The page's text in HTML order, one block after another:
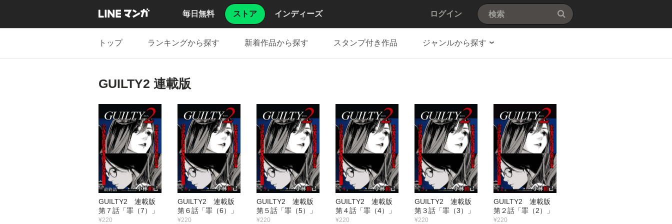
毎日無料 ストア インディーズ ログイン
トップ ランキングから探す 新着作品から探す スタンプ付き作品 ジャンルから探す
GUILTY2 連載版
GUILTY2 連載版
第７話「罪（7）」
¥220
GUILTY2 連載版
第６話「罪（6）」
¥220
GUILTY2 連載版
第５話「罪（5）」
¥220
GUILTY2 連載版
第４話「罪（4）」
¥220
GUILTY2 連載版
第３話「罪（3）」
¥220
GUILTY2 連載版
第２話「罪（2）」
¥220